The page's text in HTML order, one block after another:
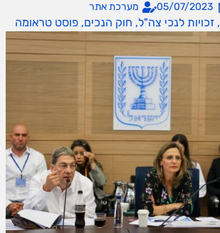
05/07/2023 מערכת אתר
,זכויות לנכי צה"ל, חוק הנכים,פוסט טראומה